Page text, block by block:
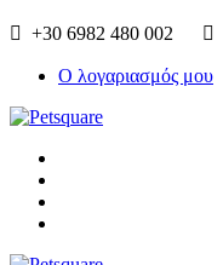
+30 6982 480 002
Ο λογαριασμός μου